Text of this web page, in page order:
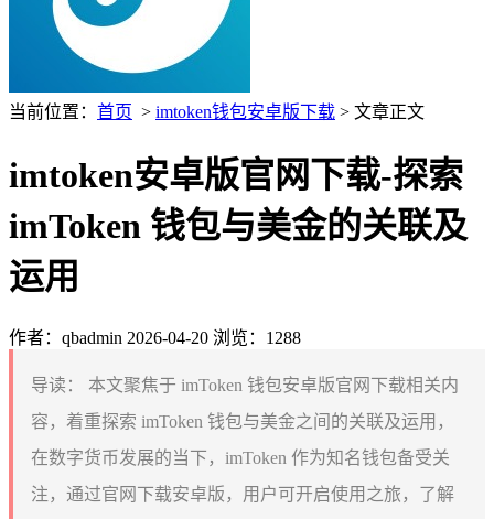
当前位置： 首页 > imtoken钱包安卓版下载 > 文章正文
imtoken安卓版官网下载-探索
imToken 钱包与美金的关联及
运用
作者：qbadmin 2026-04-20 浏览：1288
导读：
本文聚焦于 imToken 钱包安卓版官网下载相关内
容，着重探索 imToken 钱包与美金之间的关联及运用，
在数字货币发展的当下，imToken 作为知名钱包备受关
注，通过官网下载安卓版，用户可开启使用之旅，了解